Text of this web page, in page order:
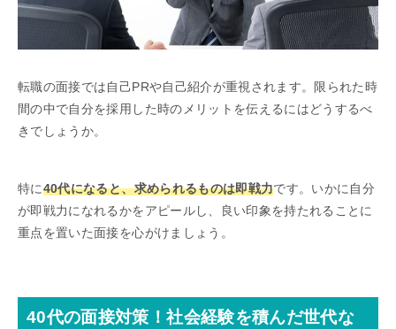
転職の面接では自己PRや自己紹介が重視されます。限られた時
間の中で自分を採用した時のメリットを伝えるにはどうするべ
きでしょうか。
特に40代になると、求められるものは即戦力です。いかに自分
が即戦力になれるかをアピールし、良い印象を持たれることに
重点を置いた面接を心がけましょう。
40代の面接対策！社会経験を積んだ世代な